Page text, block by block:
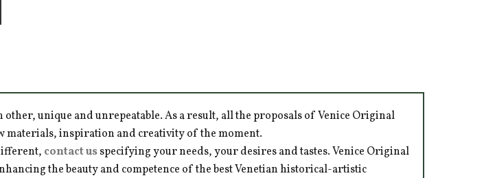
unique and unrepeatable. As a result, all the proposals of Venice Original
materials, inspiration and creativity of the moment.
contact usspecifying your needs, your desires and tastes. Venice Original
the beauty and competence of the best Venetian historical-artistic